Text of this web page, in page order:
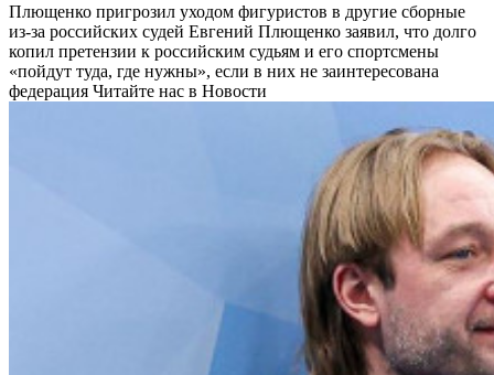
Плющенко пригрозил уходом фигуристов в другие сборные
из-за российских судей Евгений Плющенко заявил, что долго
копил претензии к российским судьям и его спортсмены
«пойдут туда, где нужны», если в них не заинтересована
федерация Читайте нас в Новости